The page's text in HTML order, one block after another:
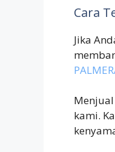
Cara
Jika
kami.